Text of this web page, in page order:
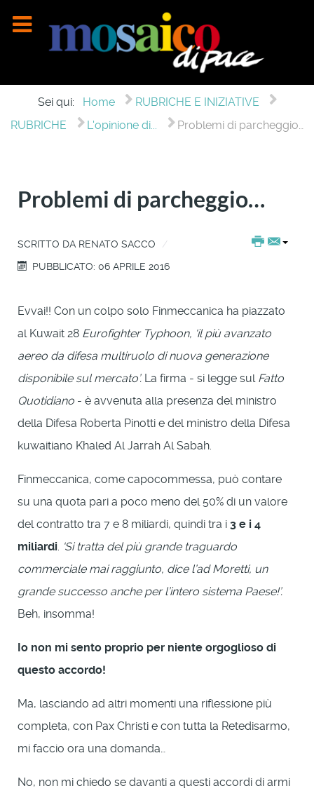
Sei qui: Home
RUBRICHE E INIZIATIVE
RUBRICHE
L'opinione di... Problemi di parcheggio…
Problemi di parcheggio…
SCRITTO DA RENATO SACCO
PUBBLICATO: 06 APRILE 2016
Evvai!! Con un colpo solo Finmeccanica ha piazzato
al Kuwait 28 Eurofighter Typhoon, ‘ il più avanzato
aereo da difesa multiruolo di nuova generazione
disponibile sul mercato’. La firma - si legge sul Fatto
Quotidiano - è avvenuta alla presenza del ministro
della Difesa Roberta Pinotti e del ministro della Difesa
kuwaitiano Khaled Al Jarrah Al Sabah.
Finmeccanica, come capocommessa, può contare
su una quota pari a poco meno del 50% di un valore
del contratto tra 7 e 8 miliardi, quindi tra i 3 e i 4
miliardi ‘Si tratta del più grande traguardo
commerciale mai raggiunto, dice l’ad Moretti, un
grande successo anche per l’intero sistema Paese!’.
Beh, insomma!
Io non mi sento proprio per niente orgoglioso di
questo accordo!
Ma, lasciando ad altri momenti una riflessione più
completa, con Pax Christi e con tutta la Retedisarmo,
mi faccio ora una domanda…
No, non mi chiedo se davanti a questi accordi di armi